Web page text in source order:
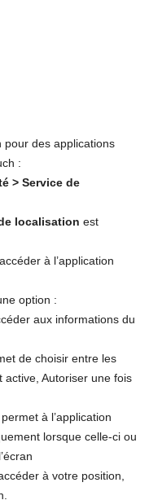
pour des applications
:
> Service de
localisation est
à l’application
option :
aux informations du
de choisir entre les
active, Autoriser une fois
permet à l’application
lorsque celle-ci ou
à votre position,